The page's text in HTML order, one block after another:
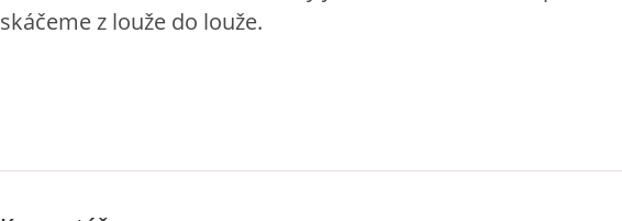
skáčeme z louže do louže.